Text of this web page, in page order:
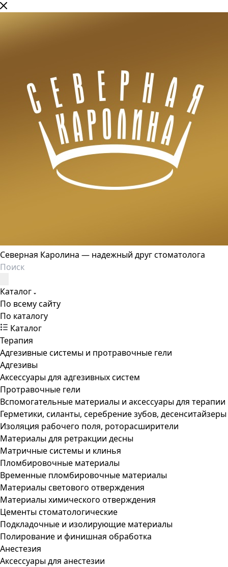
Северная Каролина — надежный друг стоматолога
Каталог
По всему сайту
По каталогу
Каталог
Терапия
Адгезивные системы и протравочные гели
Адгезивы
Аксессуары для адгезивных систем
Протравочные гели
Вспомогательные материалы и аксессуары для терапии
Герметики, силанты, серебрение зубов, десенситайзеры
Изоляция рабочего поля, роторасширители
Материалы для ретракции десны
Матричные системы и клинья
Пломбировочные материалы
Временные пломбировочные материалы
Материалы светового отверждения
Материалы химического отверждения
Цементы стоматологические
Подкладочные и изолирующие материалы
Полирование и финишная обработка
Анестезия
Аксессуары для анестезии